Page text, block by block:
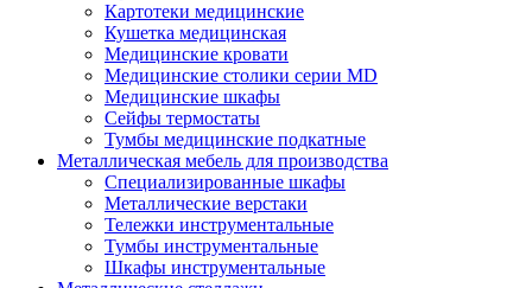
Картотеки медицинские
Кушетка медицинская
Медицинские кровати
Медицинские столики серии MD
Медицинские шкафы
Сейфы термостаты
Тумбы медицинские подкатные
Металлическая мебель для производства
Cпециализированные шкафы
Металлические верстаки
Тележки инструментальные
Тумбы инструментальные
Шкафы инструментальные